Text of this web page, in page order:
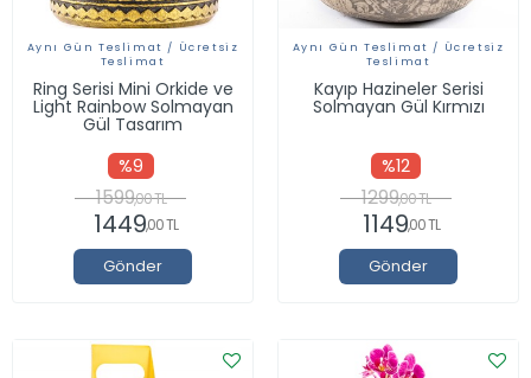
Aynı Gün Teslimat / Ücretsiz
Teslimat
Ring Serisi Mini Orkide ve
Light Rainbow Solmayan
Gül Tasarım
%9
1599,00 TL
1449,00 TL
Gönder
Aynı Gün Teslimat / Ücretsiz
Teslimat
Kayıp Hazineler Serisi
Solmayan Gül Kırmızı
%12
1299,00 TL
1149,00 TL
Gönder